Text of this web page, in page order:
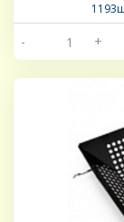
- +